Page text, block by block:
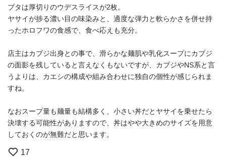
ブタは厚切りのウデスライスが2枚。
ヤサイが捗る濃い目の味染みと、適度な弾力と軟らかさを併せ持
ったホロフワの食感で、食べ応えも充分。
店主はカブジ出身との事で、滑らかな麺肌や乳化スープにカブジ
の面影を残していると言えなくもないですが、カブジやNS系と言
うよりは、カエシの構成や組み合わせに独自の個性が感じられま
すね。
なおスープ量も麺量も結構多く、小さい丼だとヤサイを乗せたら
決壊する可能性がありますので、丼はやや大きめのサイズを用意
しておくのが無難だと思います。
17